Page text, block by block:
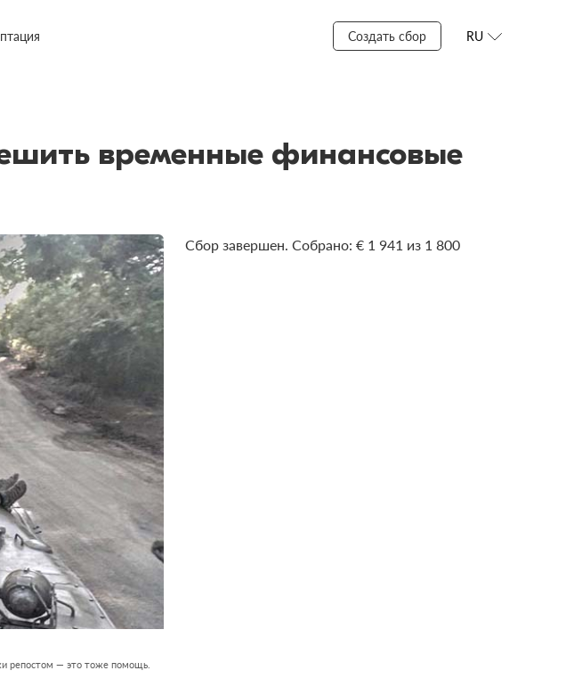
Создать сбор RU
временные финансовые
репостом — это тоже помощь.
Сбор завершен. Собрано: € 1 941 из 1 800